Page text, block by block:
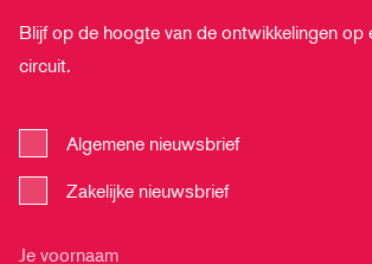
Blijf op de hoogte van de ontwikkelingen op
circuit.
Algemene nieuwsbrief
Zakelijke nieuwsbrief